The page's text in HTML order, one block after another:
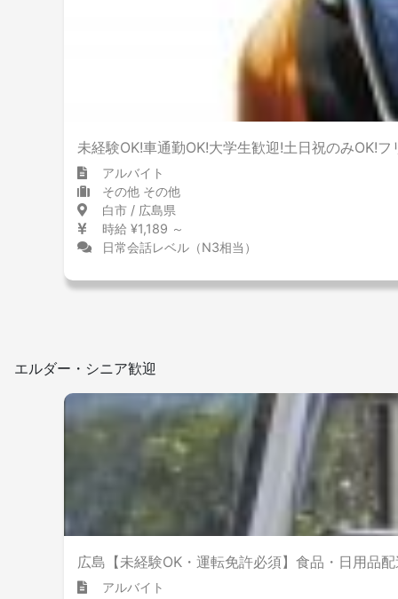
未経験OK!車通勤OK!大学生歓迎!土日祝のみOK!
アルバイト
その他 その他
白市 / 広島県
時給 ¥1,189 ～
日常会話レベル（N3相当）
エルダー・シニア歓迎
広島【未経験OK・運転免許必須】食品・日用品
アルバイト